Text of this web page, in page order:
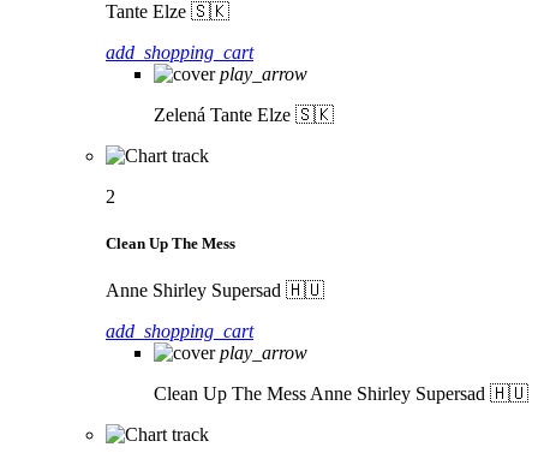
Tante Elze 🇸🇰
add_shopping_cart
play_arrow
Zelená Tante Elze 🇸🇰
2
Clean Up The Mess
Anne Shirley Supersad 🇭🇺
add_shopping_cart
play_arrow
Clean Up The Mess Anne Shirley Supersad 🇭🇺